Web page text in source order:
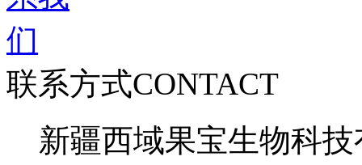
联系方式CONTACT
新疆西域果宝生物科